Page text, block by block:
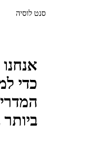
סנט לוסיה
כדי